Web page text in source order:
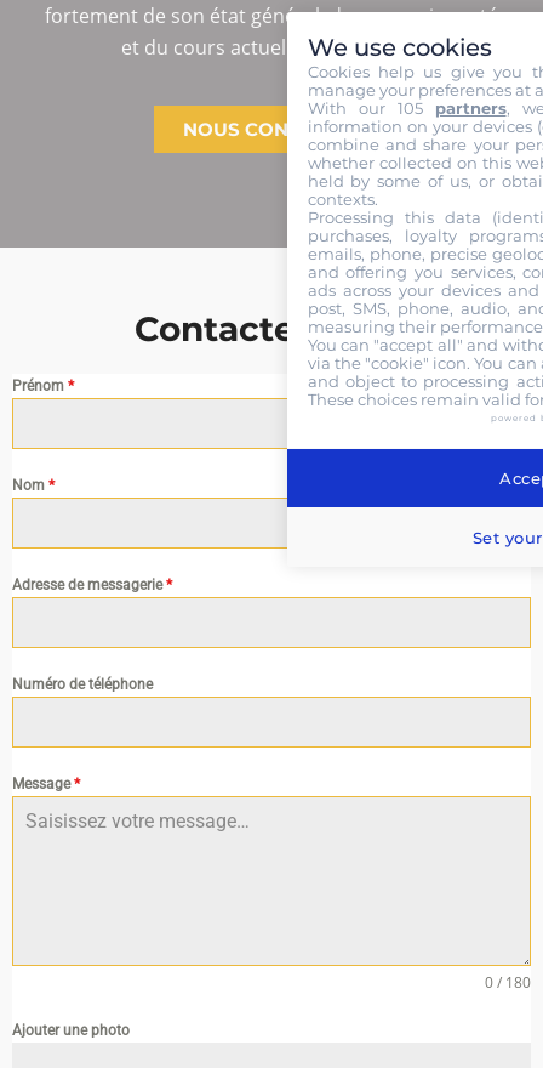
fortement de son état général, de son ancienneté
et du cours actuel sur le marché.
NOUS CONTACTER
Contactez nous
Prénom *
Nom *
Adresse de messagerie*
Numéro de téléphone
Message*
0 / 180
Ajouter une photo
We use cookies
Cookies help us give you
manage your preferences at
With our 105 partners,
information on your devices
combine and share your
whether collected on this
held by some of us, or
contexts.
Processing this data
purchases, loyalty
emails, phone, precise
and offering you services,
ads across your devices
post, SMS, phone, audio,
measuring their
You can "accept all" and
via the "cookie" icon. You
and object to processing
These choices remain valid
powered
Set